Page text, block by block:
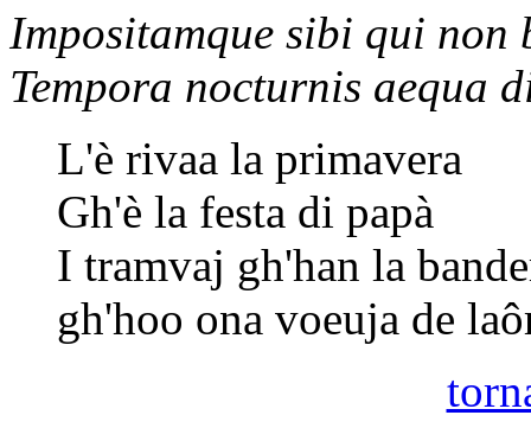
Impositamque sibi qui non
Tempora nocturnis aequa
L'è rivaa la primavera
Gh'è la festa di papà
I tramvaj gh'han la
gh'hoo ona voeuja de